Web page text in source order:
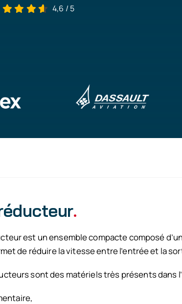
4,6 / 5
.
est un ensemble compacte composé
de réduire la vitesse entre l’entrée et la
sont des matériels très présents dans